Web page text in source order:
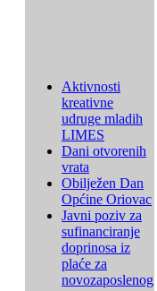
Aktivnosti
kreativne
udruge mladih
LIMES
Dani otvorenih
vrata
Obilježen Dan
Općine Oriovac
Javni poziv za
sufinanciranje
doprinosa iz
plaće za
novozaposlenog